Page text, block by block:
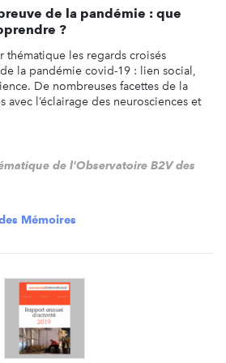
de la pandémie : que
?
thématique les regards croisés
la pandémie covid-19 : lien social,
De nombreuses facettes de la
avec l’éclairage des neurosciences et
de l'Observatoire B2V des
Mémoires